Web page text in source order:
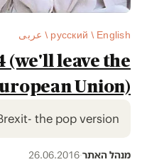
русский / English / عربى
(we'll leave the
Union)
the pop version
מנהל האתר·
26.06.2016